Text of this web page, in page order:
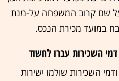
שם קרוב המשפחה על-מנת
במועד מכירת הנכס.
השכירות עברו לחשוד
השכירות שולמו ישירות